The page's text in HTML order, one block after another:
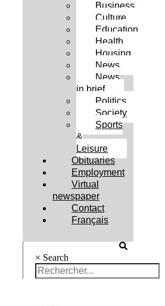
Business
Culture
Education
Health
Housing
News
News
in brief
Politics
Society
Sports
&
Leisure
Obituaries
Employment
Virtual
newspaper
Contact
Français
× Search